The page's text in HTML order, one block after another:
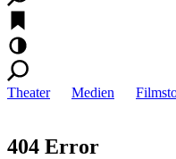
Theater Medien
404 Error